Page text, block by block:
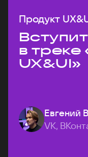
Продукт
в треке
UX&UI»
Евгений
VK,